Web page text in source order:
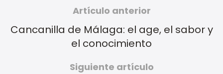
Artículo anterior
Cancanilla de Málaga: el age, el sabor y
el conocimiento
Siguiente artículo